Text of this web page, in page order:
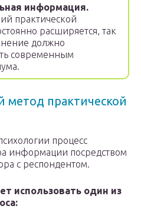
информация.
практической
расширяется, так
должно
современным
метод практической
процесс
информации посредством
с респондентом.
использовать один из